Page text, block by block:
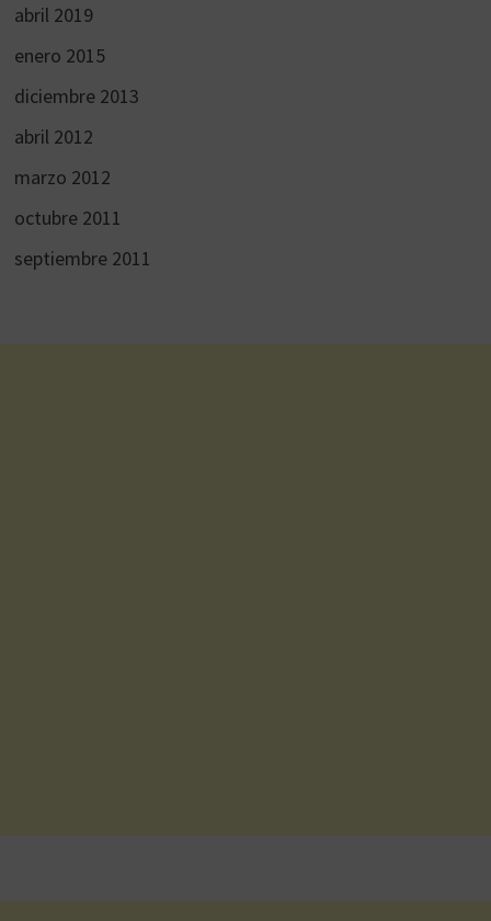
abril 2019
enero 2015
diciembre 2013
abril 2012
marzo 2012
octubre 2011
septiembre 2011